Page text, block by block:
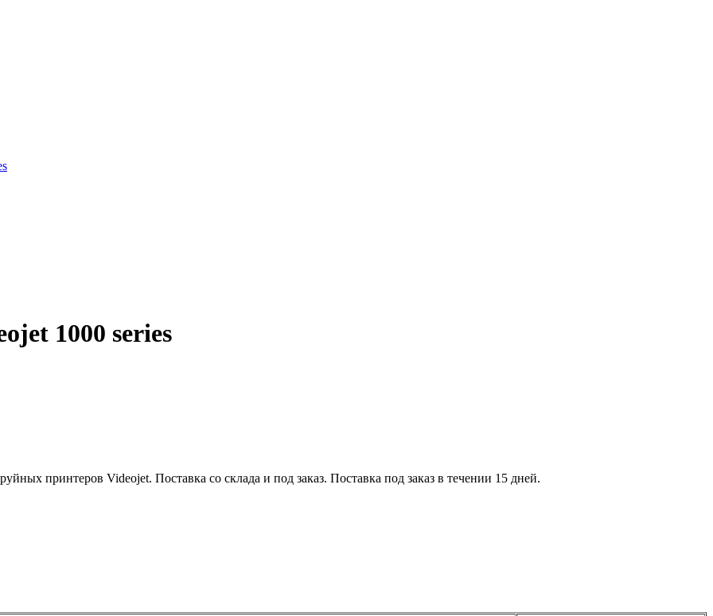
продукции
1000 series
принтеров Videojet. Поставка со склада и под заказ. Поставка под заказ в течении 15 дней.